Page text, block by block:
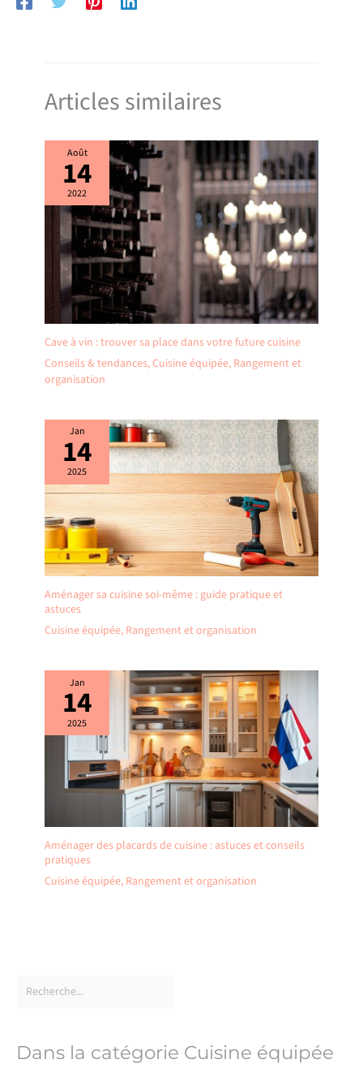
Articles similaires
Août
14
2022
Cave à vin : trouver sa place dans votre future cuisine
Conseils & tendances,Cuisine équipée, Rangement et
organisation
Jan
14
2025
Aménager sa cuisine soi-même : guide pratique et
astuces
Cuisine équipée, Rangement et organisation
Jan
14
2025
Aménager des placards de cuisine : astuces et conseils
pratiques
Cuisine équipée, Rangement et organisation
Dans la catégorie Cuisine équipée